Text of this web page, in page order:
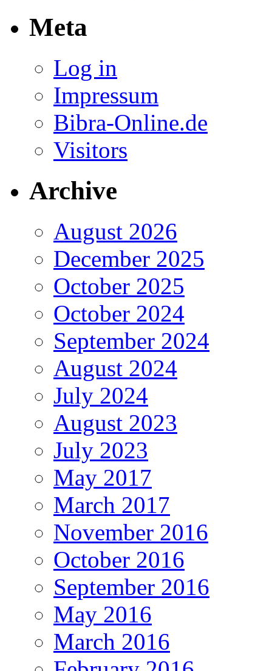
Meta
Log in
Impressum
Bibra-Online.de
Visitors
Archive
August 2026
December 2025
October 2025
October 2024
September 2024
August 2024
July 2024
August 2023
July 2023
May 2017
March 2017
November 2016
October 2016
September 2016
May 2016
March 2016